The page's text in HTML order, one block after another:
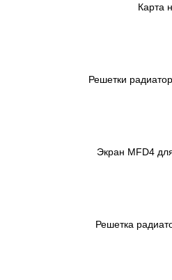
Карта
Решетки
Экран MFD4
Решетка